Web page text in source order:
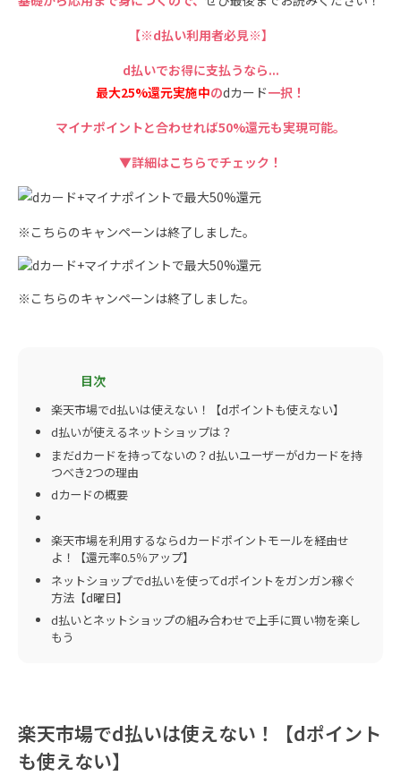
【※d払い利用者必見※】
d払いでお得に支払うなら...
最大25%還元実施中のdカード一択！
マイナポイントと合わせれば50%還元も実現可能。
▼詳細はこちらでチェック！
※こちらのキャンペーンは終了しました。
※こちらのキャンペーンは終了しました。
楽天市場でd払いは使えない！【dポイントも使えない】
d払いが使えるネットショップは？
まだdカードを持ってないの？d払いユーザーがdカードを持
つべき2つの理由
dカードの概要
楽天市場を利用するならdカードポイントモールを経由せ
よ！【還元率0.5％アップ】
ネットショップでd払いを使ってdポイントをガンガン稼ぐ
方法【d曜日】
d払いとネットショップの組み合わせで上手に買い物を楽し
もう
楽天市場でd払いは使えない！【dポイント
も使えない】